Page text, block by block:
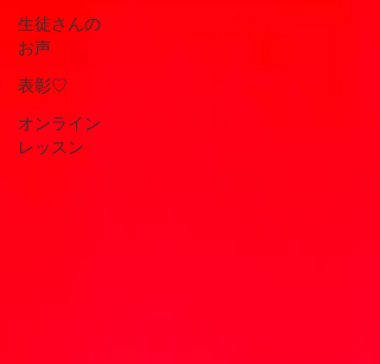
生徒さんの
お声
表彰♡
オンライン
レッスン